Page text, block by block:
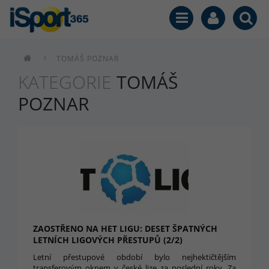
TOMÁŠ POZNAR
KATEGORIE TOMÁŠ
POZNAR
ZAOSTŘENO NA HET LIGU: DESET ŠPATNÝCH
LETNÍCH LIGOVÝCH PŘESTUPŮ (2/2)
Letní přestupové období bylo nejhektičtějším